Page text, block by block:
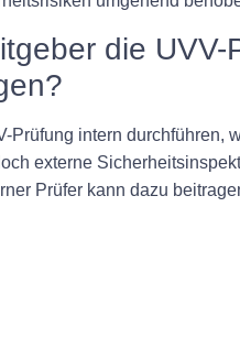
die
Prüfung intern durchführen,
externe
Prüfer kann dazu